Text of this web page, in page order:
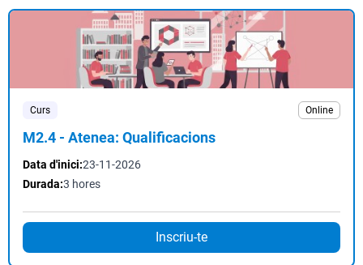
Curs Online
M2.4 - Atenea: Qualificacions
Data d'inici:23-11-2026
Durada:3 hores
Inscriu-te